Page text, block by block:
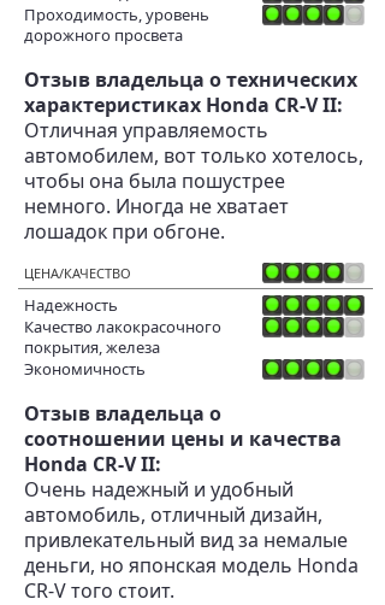
Проходимость, уровень
дорожного просвета
Отзыв владельца о технических
характеристиках Honda CR-V II:
Отличная управляемость
автомобилем, вот только хотелось,
чтобы она была пошустрее
немного. Иногда не хватает
лошадок при обгоне.
ЦЕНА/КАЧЕСТВО
Надежность
Качество лакокрасочного
покрытия, железа
Экономичность
Отзыв владельца о
соотношении цены и качества
Honda CR-V II:
Очень надежный и удобный
автомобиль, отличный дизайн,
привлекательный вид за немалые
деньги, но японская модель Honda
CR-V того стоит.